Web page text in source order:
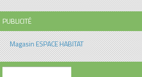
PUBLICITÉ
Magasin ESPACE HABITAT